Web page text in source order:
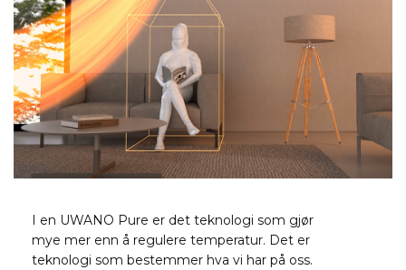
I en UWANO Pure er det teknologi som gjør
mye mer enn å regulere temperatur. Det er
teknologi som bestemmer hva vi har på oss.